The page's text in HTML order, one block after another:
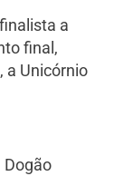
a
final,
a Unicórnio
Dogão